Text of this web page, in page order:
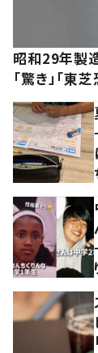
昭和29年製
「驚き」「東